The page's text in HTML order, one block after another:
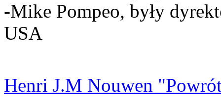
-Mike Pompeo, były
USA
Henri J.M Nouwen